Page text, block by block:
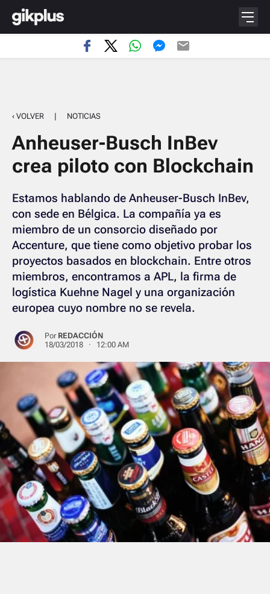
‹ VOLVER | NOTICIAS
Anheuser-Busch InBev
crea piloto con Blockchain
Estamos hablando de Anheuser-Busch InBev,
con sede en Bélgica. La compañía ya es
miembro de un consorcio diseñado por
Accenture, que tiene como objetivo probar los
proyectos basados ​​en blockchain. Entre otros
miembros, encontramos a APL, la firma de
logística Kuehne Nagel y una organización
europea cuyo nombre no se revela.
Por REDACCIÓN
18/03/2018 · 12:00 AM